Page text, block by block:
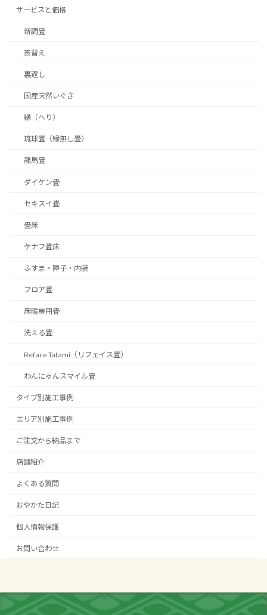
サービスと価格
新調畳
表替え
裏返し
国産天然いぐさ
縁（へり）
琉球畳（縁無し畳）
龍馬畳
ダイケン畳
セキスイ畳
畳床
ケナフ畳床
ふすま・障子・内装
フロア畳
床暖房用畳
洗える畳
Reface Tatami（リフェイス畳）
わんにゃんスマイル畳
タイプ別施工事例
エリア別施工事例
ご注文から納品まで
店舗紹介
よくある質問
おやかた日記
個人情報保護
お問い合わせ